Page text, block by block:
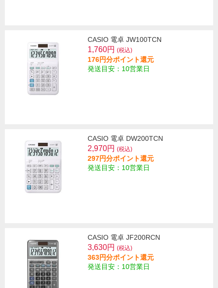
CASIO 電卓 JW100TCN
1,760円 (税込)
176円分ポイント還元
発送目安：10営業日
CASIO 電卓 DW200TCN
2,970円 (税込)
297円分ポイント還元
発送目安：10営業日
CASIO 電卓 JF200RCN
3,630円 (税込)
363円分ポイント還元
発送目安：10営業日